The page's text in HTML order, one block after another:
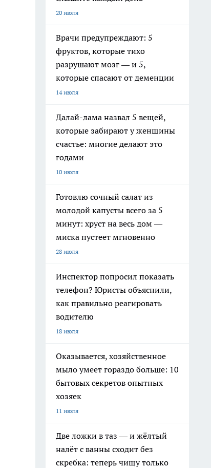
20 июля
Врачи предупреждают: 5
фруктов, которые тихо
разрушают мозг — и 5,
которые спасают от деменции
14 июля
Далай-лама назвал 5 вещей,
которые забирают у женщины
счастье: многие делают это
годами
10 июля
Готовлю сочный салат из
молодой капусты всего за 5
минут: хруст на весь дом —
миска пустеет мгновенно
28 июля
Инспектор попросил показать
телефон? Юристы объяснили,
как правильно реагировать
водителю
18 июля
Оказывается, хозяйственное
мыло умеет гораздо больше: 10
бытовых секретов опытных
хозяек
11 июля
Две ложки в таз — и жёлтый
налёт с ванны сходит без
скребка: теперь чищу только